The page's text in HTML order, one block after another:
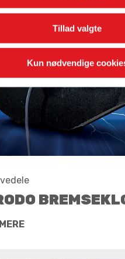
Tillad valgte
Kun nødvendige